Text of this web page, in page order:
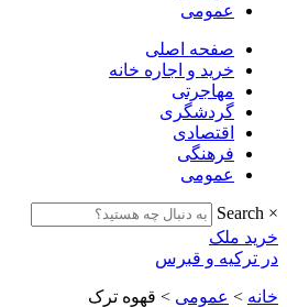
عمومی
صفحه اصلی
خرید و اجاره خانه
مهاجرتی
گردشگری
اقتصادی
فرهنگی
عمومی
×
Search
خرید ملک
در ترکیه و قبرس
خانه > عمومی > قهوه ترک